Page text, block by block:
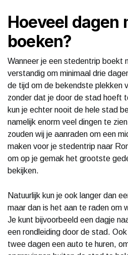
Hoeveel dagen
boeken?
Wanneer je een stedentrip boekt
verstandig om minimaal drie
de tijd om de bekendste plekken
zonder dat je door de stad hoeft
kun je echter nooit de hele stad
namelijk enorm veel dingen te
zouden wij je aanraden om een
maken voor je stedentrip naar
om op je gemak het grootste
bekijken.
Natuurlijk kun je ook langer dan
maar dan is het aan te raden om
Je kunt bijvoorbeeld een dagje
een rondleiding door de stad.
twee dagen een auto te huren,